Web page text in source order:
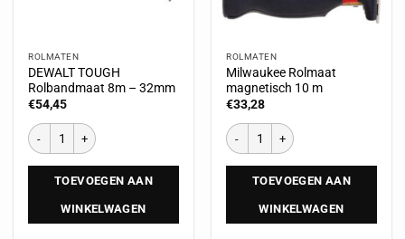
ROLMATEN
DEWALT TOUGH
Rolbandmaat 8m – 32mm
€54,45
TOEVOEGEN AAN
WINKELWAGEN
ROLMATEN
Milwaukee Rolmaat
magnetisch 10 m
€33,28
TOEVOEGEN AAN
WINKELWAGEN